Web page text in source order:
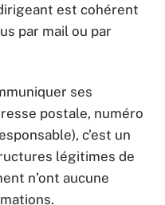
est cohérent
par mail ou par
ses
postale, numéro
c’est un
légitimes de
n’ont aucune